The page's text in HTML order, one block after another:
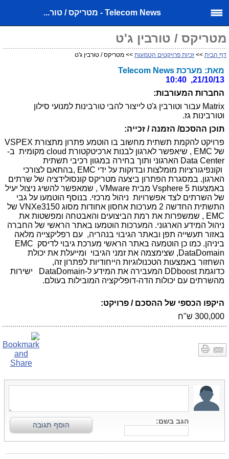
Telecom News - מטריקס / טור...
מטריקס / טורבין ג'ט
דף הבית >> זכיות פרויקטים הטמעות >> מטריקס / טורבין ג'ט
מאת: מערכת Telecom News
21/10/13, 10:40
החברות המעורבות:
Matrix עבור וטורבין ג'ט לייצור להבי טורבינות למנועי סילון
וטורבינות גז.
תוכן ההסכם/ הזמנה / זכייה:
פרויקט להקמת תשתית מחשוב בו הוטמע פתרון מתצורת VSPEX
של EMC , שיאפשר לארגון לבנות ארכיטקטורת cloud מקומית ב-
Data Center הארגוני ותוך בחירה במגוון רכיבי תשתית
וקונפיגורציות מומלצות ובדוקות על ידי EMC ,בהתאם לצורכי
הארגון. במסגרת הפתרון ביצעה מטריקס קונסולידציה של שרתים
באמצעות Vsphere 5 מבית VMware , שמאפשר להשיג ניצול יעיל
של השרתים לצד אפשרויות ניהול מרכזי. בנוסף הוטמעו על גבי
התשתית החדשה 2 מערכות אחסון אחודות מסוג
VNXe3150 של
EMC , שמשפרות את רמת הביצועים והאבטחה ומפשטות את
ניהול המידע הארגוני. המערכות הוטמעו באתר הראשי של החברה
באזור תעשייה תפן ובאתר הגיבוי בנהריה, עם רפליקצייה מלאה
ביניהן. כמו כן הוטמעה באתר הראשי מערכת גיבוי לדיסק EMC
DataDomain, שצימצמה את זמני הגיבוי ומייעלת את יכולת
השחזור באמצעות הטכנולוגיות הייחודיות לפתרון זה,
כדוגמתDDboost המעבירה את המידע ל-DataDomain
ישירות
מהשרתים עם יכולות הדה-דופליקציה המובילות בעולם.
היקפו הכספי של ההסכם / פרויקט:
300,000 ש"ח